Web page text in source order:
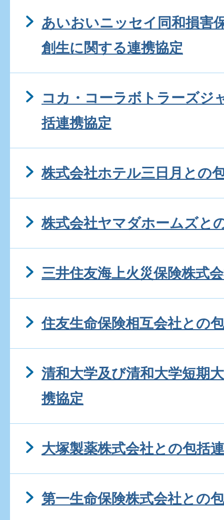
あいおいニッセイ同和損害
創生に関する連携協定
コカ・コーラボトラーズジ
括連携協定
株式会社ホテル三日月との
株式会社ヤマダホームズと
三井住友海上火災保険株式
住友生命保険相互会社との
清和大学及び清和大学短期
携協定
大塚製薬株式会社との包括
第一生命保険株式会社との